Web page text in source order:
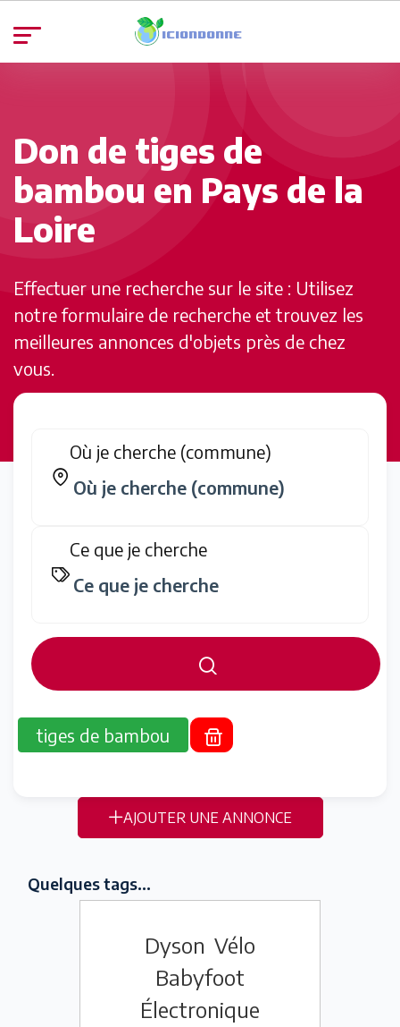
Don de tiges de
bambou en Pays de la
Loire
Effectuer une recherche sur le site : Utilisez
notre formulaire de recherche et trouvez les
meilleures annonces d'objets près de chez
vous.
Où je cherche (commune)
Ce que je cherche
tiges de bambou
AJOUTER UNE ANNONCE
Quelques tags...
Dyson Vélo
Babyfoot
Électronique